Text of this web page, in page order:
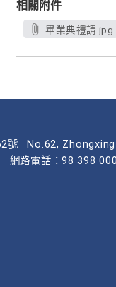
相關附件
畢業典禮請.jpg
號
No.62,
網路電話：98 398 000